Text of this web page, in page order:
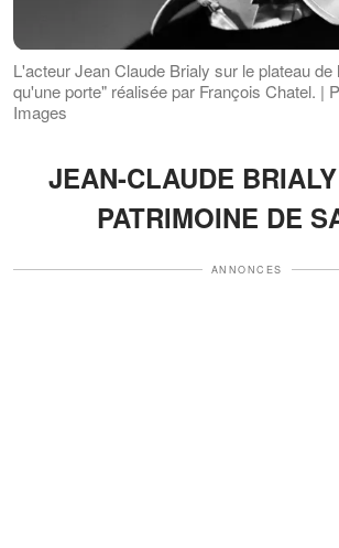
L'acteur Jean Claude Brialy sur le plateau
qu'une porte" réalisée par François Chatel. |
Images
JEAN-CLAUDE
PATRIMOINE DE
ANNONCES